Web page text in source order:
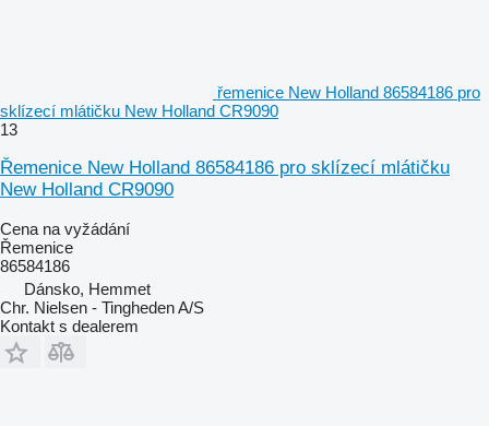
řemenice New Holland 86584186 pro
sklízecí mlátičku New Holland CR9090
13
Řemenice New Holland 86584186 pro sklízecí mlátičku
New Holland CR9090
Cena na vyžádání
Řemenice
86584186
Dánsko, Hemmet
Chr. Nielsen - Tingheden A/S
Kontakt s dealerem